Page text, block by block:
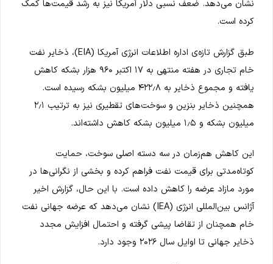
نشان می‌دهد. ضعف نسبی دلار آمریکا نیز به رشد قیمت‌ها کمک
کرده است.
طبق گزارش تازه‌ی اداره اطلاعات انرژی آمریکا (EIA)، ذخایر نفت
خام تجاری در هفته منتهی به ۱۷ اکتبر ۹۶۰ هزار بشکه کاهش
یافته و مجموع ذخایر به ۴۲۲٫۸ میلیون بشکه رسیده است.
همچنین ذخایر بنزین و سوخت‌های تقطیری نیز به ترتیب ۲٫۱
میلیون بشکه و ۱٫۵ میلیون بشکه کاهش داشته‌اند.
این کاهش هم‌زمان در سه دسته اصلی سوخت، حمایت
کوتاه‌مدتی برای قیمت نفت فراهم کرده و بخشی از نگرانی‌ها در
مورد مازاد عرضه را کاهش داده است. با این حال، گزارش اخیر
آژانس بین‌المللی انرژی (IEA) نشان می‌دهد که عرضه جهانی نفت
خام همچنان از تقاضا پیشی گرفته و احتمال افزایش مجدد
ذخایر جهانی تا اوایل سال ۲۰۲۶ وجود دارد.